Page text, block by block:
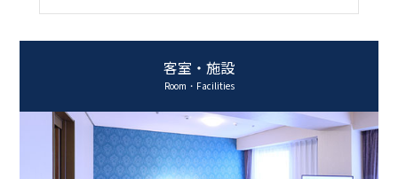
客室・施設
Room・Facilities